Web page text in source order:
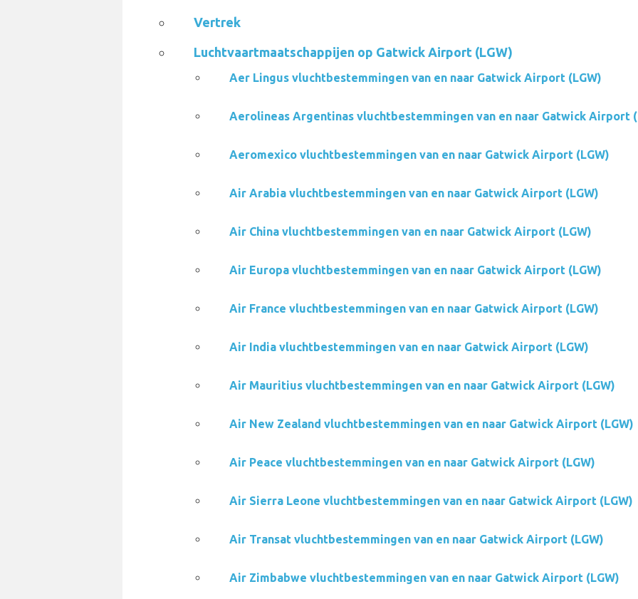
Vertrek
Luchtvaartmaatschappijen op Gatwick Airport (LGW)
Aer Lingus vluchtbestemmingen van en naar Gatwick Airport (LGW)
Aerolineas Argentinas vluchtbestemmingen van en naar Gatwick Airport
Aeromexico vluchtbestemmingen van en naar Gatwick Airport (LGW)
Air Arabia vluchtbestemmingen van en naar Gatwick Airport (LGW)
Air China vluchtbestemmingen van en naar Gatwick Airport (LGW)
Air Europa vluchtbestemmingen van en naar Gatwick Airport (LGW)
Air France vluchtbestemmingen van en naar Gatwick Airport (LGW)
Air India vluchtbestemmingen van en naar Gatwick Airport (LGW)
Air Mauritius vluchtbestemmingen van en naar Gatwick Airport (LGW)
Air New Zealand vluchtbestemmingen van en naar Gatwick Airport (LGW)
Air Peace vluchtbestemmingen van en naar Gatwick Airport (LGW)
Air Sierra Leone vluchtbestemmingen van en naar Gatwick Airport (LGW)
Air Transat vluchtbestemmingen van en naar Gatwick Airport (LGW)
Air Zimbabwe vluchtbestemmingen van en naar Gatwick Airport (LGW)